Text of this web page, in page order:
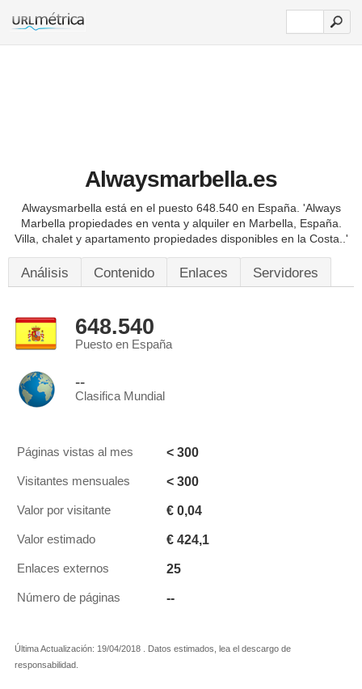
Alwaysmarbella.es
Alwaysmarbella está en el puesto 648.540 en España. 'Always
Marbella propiedades en venta y alquiler en Marbella, España.
Villa, chalet y apartamento propiedades disponibles en la Costa..'
Análisis Contenido Enlaces Servidores
648.540
Puesto en España
--
Clasifica Mundial
Páginas vistas al mes < 300
Visitantes mensuales < 300
Valor por visitante € 0,04
Valor estimado € 424,1
Enlaces externos 25
Número de páginas --
Última Actualización: 19/04/2018 . Datos estimados, lea el descargo de
responsabilidad.